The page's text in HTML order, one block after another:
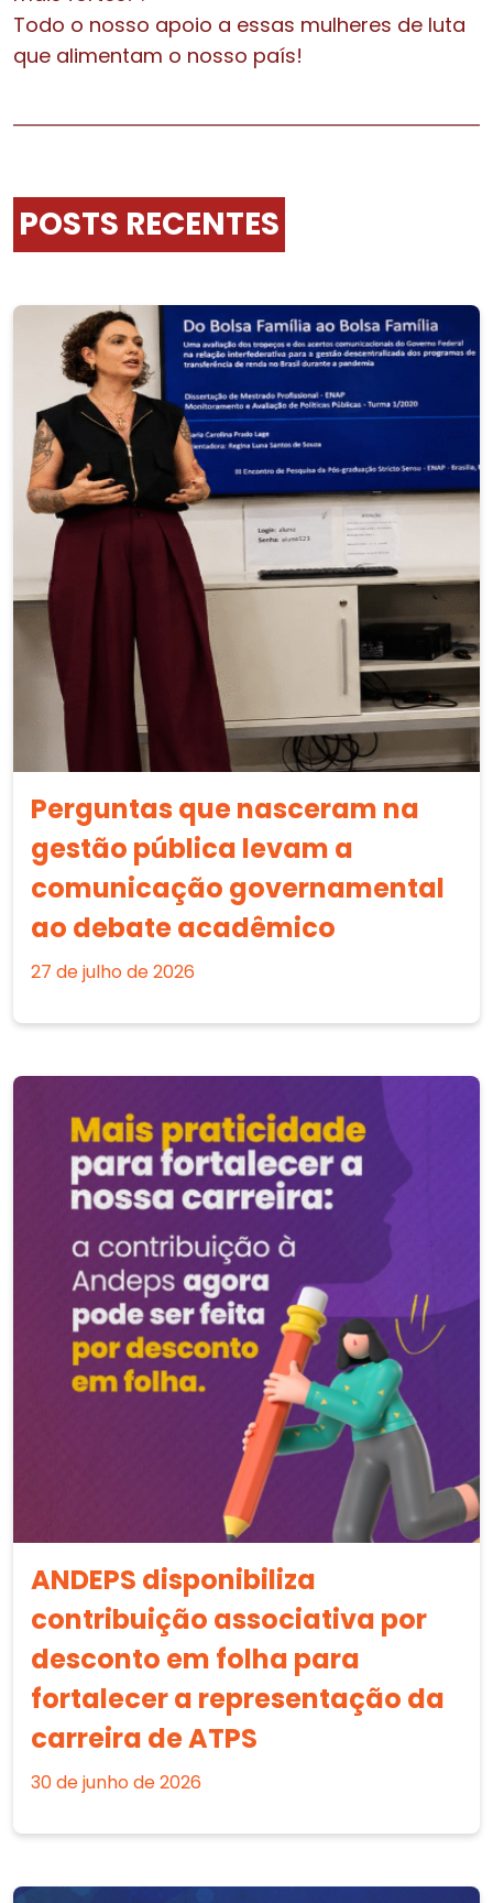
Todo o nosso apoio a essas mulheres de luta
que alimentam o nosso país!
POSTS RECENTES
Perguntas que nasceram na
gestão pública levam a
comunicação governamental
ao debate acadêmico
27 de julho de 2026
ANDEPS disponibiliza
contribuição associativa por
desconto em folha para
fortalecer a representação da
carreira de ATPS
30 de junho de 2026